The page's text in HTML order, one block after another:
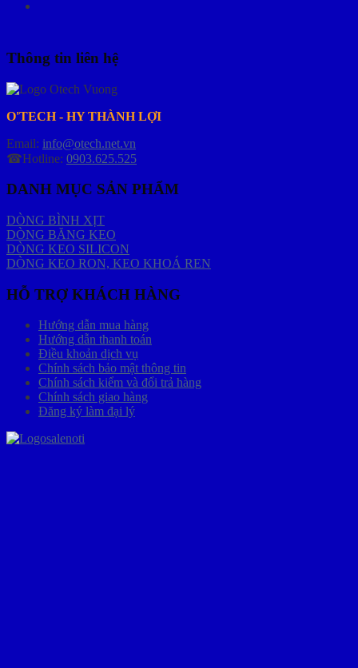
Thông tin liên hệ
O'TECH - HY THÀNH LỢI
Email: info@otech.net.vn
☎Hotline: 0903.625.525
DANH MỤC SẢN PHẨM
DÒNG BÌNH XỊT
DÒNG BĂNG KEO
DÒNG KEO SILICON
DÒNG KEO RON, KEO KHOÁ REN
HỖ TRỢ KHÁCH HÀNG
Hướng dẫn mua hàng
Hướng dẫn thanh toán
Điều khoản dịch vụ
Chính sách bảo mật thông tin
Chính sách kiểm và đổi trả hàng
Chính sách giao hàng
Đăng ký làm đại lý